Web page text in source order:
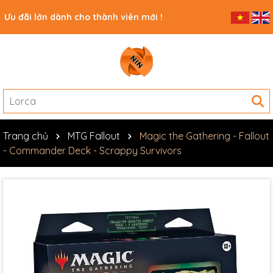
Ưu đãi lớn dành cho thành viên mới !
Trang chủ MTG Fallout
Magic the Gathering - Fallout
- Commander Deck - Scrappy Survivors